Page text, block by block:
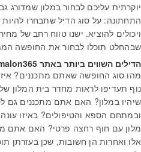
התחתונה: על סוג הדיל שתבחרו
ויכולים להוציא. ישנו טווח רחב של
שבהחלט תוכלו לבחור את החופשה
הדילים השווים ביותר באתר
מהו סוג החופשה שאתם מתכננים?
נוף תעדיפו לראות מחדר בית
שיהיו במלון? האם אתם מתכננים גם
ובמתחם הספא והטיפולים? באיזו
מלון עם חוף רחצה פרטי? האם אתם
אלו ואחרות הן חשובות, שכן בעזרתן